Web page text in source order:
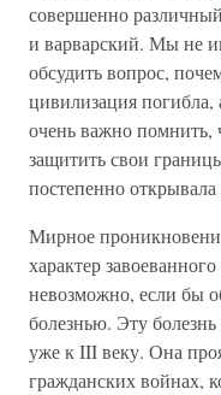
совершенно
и варварский. Мы не
обсудить вопрос,
цивилизация погибла,
очень важно помнить,
защитить свои
постепенно
Мирное
характер
невозможно, если бы
болезнью. Эту
уже к III веку. Она
гражданских войнах,